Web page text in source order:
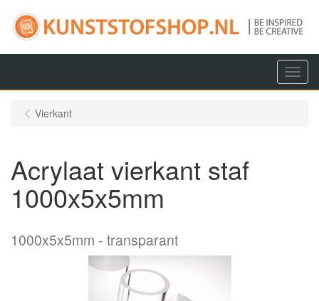
Menu
Vierkant
Acrylaat vierkant staf
1000x5x5mm
1000x5x5mm transparant